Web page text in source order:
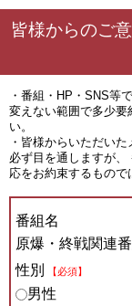
皆様からのご
・番組・HP・SNS等
変えない範囲で多少要
い。
・皆様からいただい
必ず目を通しますが
応をお約束するもので
番組名
原爆・終戦関連
性別
【必須】
男性